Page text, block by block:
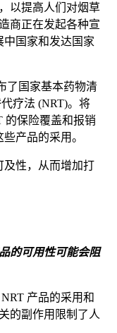
以提高人们对烟草
商正在发起各种宣
中国家和发达国家
了国家基本药物清
疗法 (NRT)。将
的保险覆盖和报销
产品的采用。
及性，从而增加打
的可用性可能会阻
产品的采用和
的副作用限制了人